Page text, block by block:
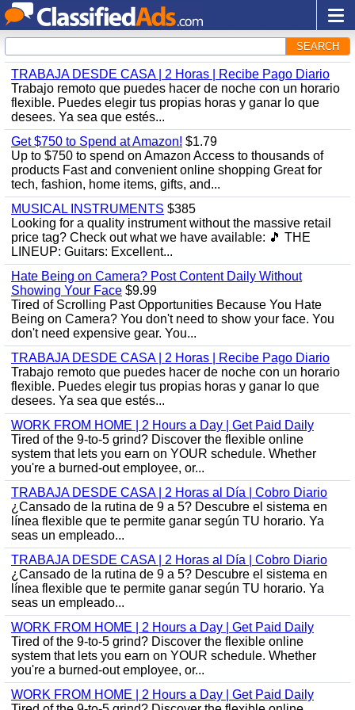
SEARCH
TRABAJA DESDE CASA | 2 Horas | Recibe Pago Diario
Trabajo remoto que puedes hacer de noche con un horario
flexible. Puedes elegir tus propias horas y ganar lo que
desees. Ya sea que estés...
Get $750 to Spend at Amazon! $1.79
Up to $750 to spend on Amazon Access to thousands of
products Fast and convenient online shopping Great for
tech, fashion, home items, gifts, and...
MUSICAL INSTRUMENTS $385
Looking for a quality instrument without the massive retail
price tag? Check out what we have available: ​🎵 THE
LINEUP: ​Guitars: Excellent...
Hate Being on Camera? Post Content Daily Without
Showing Your Face $9.99
Tired of Scrolling Past Opportunities Because You Hate
Being on Camera? You don't need to show your face. You
don't need expensive gear. You...
TRABAJA DESDE CASA | 2 Horas | Recibe Pago Diario
Trabajo remoto que puedes hacer de noche con un horario
flexible. Puedes elegir tus propias horas y ganar lo que
desees. Ya sea que estés...
WORK FROM HOME | 2 Hours a Day | Get Paid Daily
Tired of the 9-to-5 grind? Discover the flexible online
system that lets you earn on YOUR schedule. Whether
you're a burned-out employee, or...
TRABAJA DESDE CASA | 2 Horas al Día | Cobro Diario
¿Cansado de la rutina de 9 a 5? Descubre el sistema en
línea flexible que te permite ganar según TU horario. Ya
seas un empleado...
TRABAJA DESDE CASA | 2 Horas al Día | Cobro Diario
¿Cansado de la rutina de 9 a 5? Descubre el sistema en
línea flexible que te permite ganar según TU horario. Ya
seas un empleado...
WORK FROM HOME | 2 Hours a Day | Get Paid Daily
Tired of the 9-to-5 grind? Discover the flexible online
system that lets you earn on YOUR schedule. Whether
you're a burned-out employee, or...
WORK FROM HOME | 2 Hours a Day | Get Paid Daily